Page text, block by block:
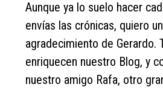
Aunque ya lo suelo hacer
envías las crónicas, quiero
agradecimiento de Gerardo.
enriquecen nuestro Blog, y
nuestro amigo Rafa, otro